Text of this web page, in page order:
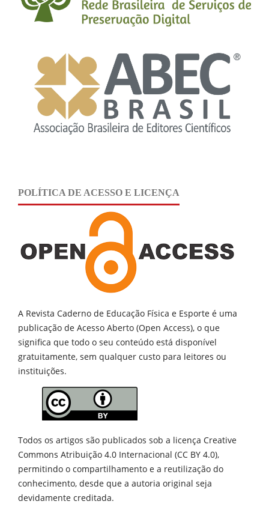
POLÍTICA DE ACESSO E LICENÇA
A Revista Caderno de Educação Física e Esporte é uma
publicação de Acesso Aberto (Open Access), o que
significa que todo o seu conteúdo está disponível
gratuitamente, sem qualquer custo para leitores ou
instituições.
Todos os artigos são publicados sob a licença Creative
Commons Atribuição 4.0 Internacional (CC BY 4.0),
permitindo o compartilhamento e a reutilização do
conhecimento, desde que a autoria original seja
devidamente creditada.